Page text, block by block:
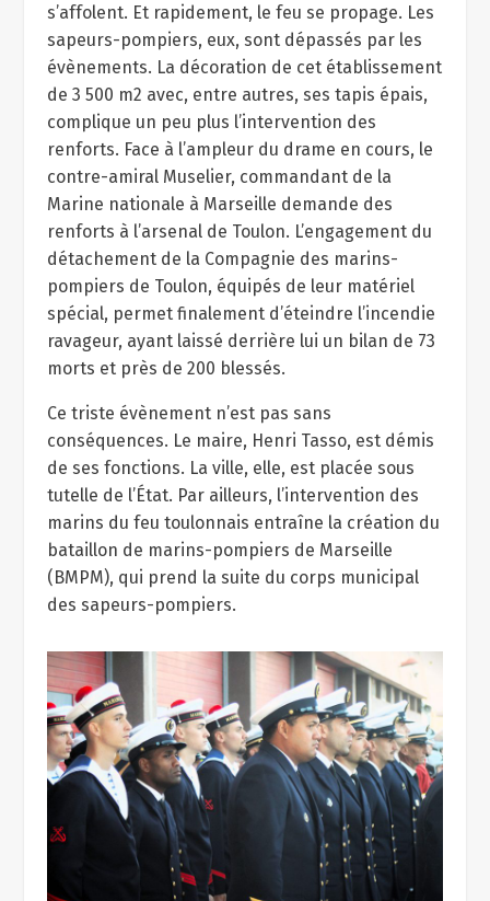
s’affolent. Et rapidement, le feu se propage. Les
sapeurs-pompiers, eux, sont dépassés par les
évènements. La décoration de cet établissement
de 3 500 m2 avec, entre autres, ses tapis épais,
complique un peu plus l’intervention des
renforts. Face à l’ampleur du drame en cours, le
contre-amiral Muselier, commandant de la
Marine nationale à Marseille demande des
renforts à l’arsenal de Toulon. L’engagement du
détachement de la Compagnie des marins-
pompiers de Toulon, équipés de leur matériel
spécial, permet finalement d’éteindre l’incendie
ravageur, ayant laissé derrière lui un bilan de 73
morts et près de 200 blessés.
Ce triste évènement n’est pas sans
conséquences. Le maire, Henri Tasso, est démis
de ses fonctions. La ville, elle, est placée sous
tutelle de l’État. Par ailleurs, l’intervention des
marins du feu toulonnais entraîne la création du
bataillon de marins-pompiers de Marseille
(BMPM), qui prend la suite du corps municipal
des sapeurs-pompiers.